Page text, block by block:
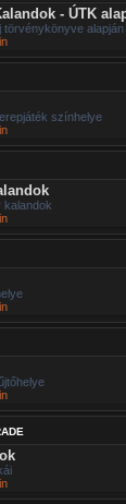
- ÚTK
törvénykönyve alapján
színhelye
kalandok